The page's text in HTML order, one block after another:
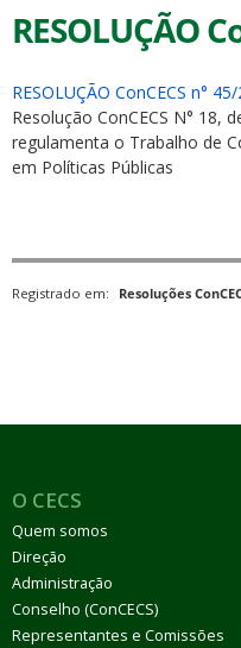
RESOLUÇÃO
RESOLUÇÃO ConCECS n°
Resolução ConCECS N° 18,
regulamenta o Trabalho de
em Políticas Públicas
Registrado em: Resoluções
O CECS
Quem somos
Direção
Administração
Conselho (ConCECS)
Representantes e Comissões